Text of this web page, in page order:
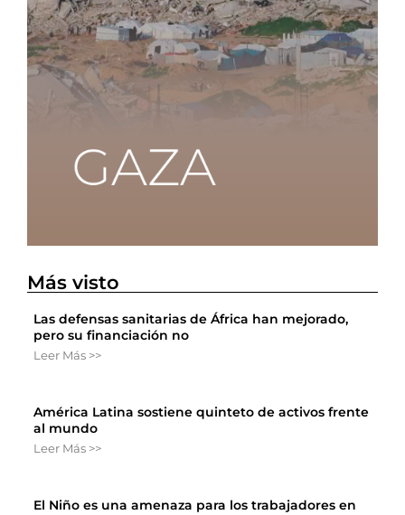
Más visto
Las defensas sanitarias de África han mejorado,
pero su financiación no
Leer Más >>
América Latina sostiene quinteto de activos frente
al mundo
Leer Más >>
El Niño es una amenaza para los trabajadores en